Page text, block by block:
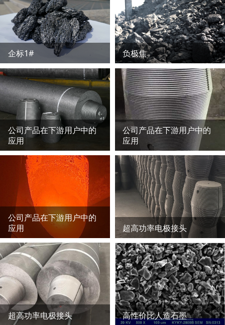
企标1# 负极焦
公司产品在下游用户中的
应用
公司产品在下游用户中的
应用
公司产品在下游用户中的
应用
超高功率电极接头
超高功率电极接头 高性价比人造石墨